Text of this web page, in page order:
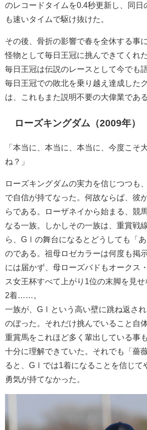
のレコードタイムを0.4秒更新し、同日
も速いタイムで駆け抜けた。
その後、骨折の影響で春を全休する事
怪物として毎日王冠に挑んできてくれ
毎日王冠は伝説のレースとして今でも
毎日王冠での敗北を乗り越え達成した
は、これもまた説明不要の大偉業である
ローズキングダム（2009年）
「本当に、本当に、本当に、今度こそ
ね？」
ローズキングダムの実力を信じつつも
で自信が持てなった。何故ならば、彼
らである。ローザネイから始まる、競
なる一族。しかしその一族は、重賞戦
ら、GⅠの舞台になるとどうしても「
のである。祖母ロゼカラーは何度も掲
には届かず、母ローズバドもオークス
ス女王杯すべて上がり1位の末脚を見
2着……。
一族が、GⅠという高い壁に跳ね返さ
のぼった。それだけ挑んでいること自
重賞馬をこれほど多く輩出している事
十分に理解できていた。それでも「薔
ると、GⅠでは1着になることを信じて
勇気が持てなかった。